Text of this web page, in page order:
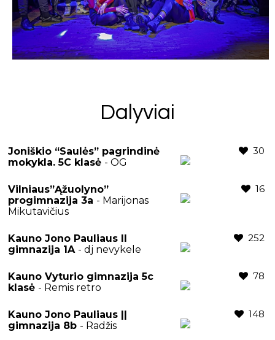
Dalyviai
Joniškio “Saulės” pagrindinė
mokykla. 5C klasė - OG
30
Vilniaus”Ąžuolyno”
progimnazija 3a - Marijonas
Mikutavičius
16
Kauno Jono Pauliaus II
gimnazija 1A - dj nevykele
252
Kauno Vyturio gimnazija 5c
klasė - Remis retro
78
Kauno Jono Pauliaus ||
gimnazija 8b - Radžis
148